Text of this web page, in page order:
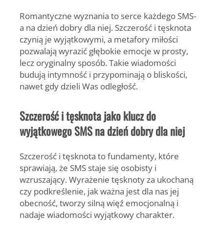
Romantyczne wyznania to serce każdego SMS-
a na dzień dobry dla niej. Szczerość i tęsknota
czynią je wyjątkowymi, a metafory miłości
pozwalają wyrazić głębokie emocje w prosty,
lecz oryginalny sposób. Takie wiadomości
budują intymność i przypominają o bliskości,
nawet gdy dzieli Was odległość.
Szczerość i tęsknota jako klucz do
wyjątkowego SMS na dzień dobry dla niej
Szczerość i tęsknota to fundamenty, które
sprawiają, że SMS staje się osobisty i
wzruszający. Wyrażenie tęsknoty za ukochaną
czy podkreślenie, jak ważna jest dla nas jej
obecność, tworzy silną więź emocjonalną i
nadaje wiadomości wyjątkowy charakter.